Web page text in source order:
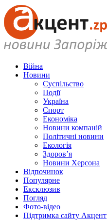
Війна
Новини
Суспільство
Події
Україна
Спорт
Економіка
Новини компаній
Політичні новини
Екологія
Здоров’я
Новини Херсона
Відпочинок
Популярне
Ексклюзив
Погляд
Фото-відео
Підтримка сайту Акцент